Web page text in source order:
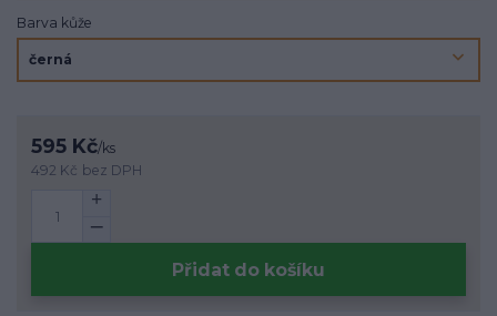
Barva kůže
595 Kč/ks
492 Kč bez DPH
Přidat do košíku